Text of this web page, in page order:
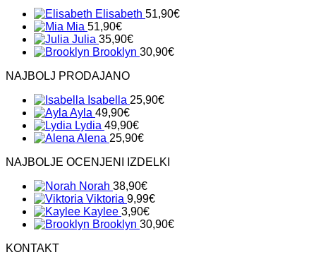
strani
izdelka
Elisabeth 51,90€
Mia 51,90€
Julia 35,90€
Brooklyn 30,90€
NAJBOLJ PRODAJANO
Isabella 25,90€
Ayla 49,90€
Lydia 49,90€
Alena 25,90€
NAJBOLJE OCENJENI IZDELKI
Norah 38,90€
Viktoria 9,99€
Kaylee 3,90€
Brooklyn 30,90€
KONTAKT